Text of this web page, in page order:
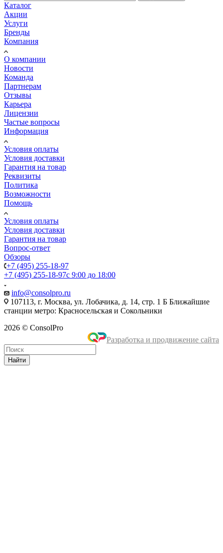
Каталог
Акции
Услуги
Бренды
Компания
О компании
Новости
Команда
Партнерам
Отзывы
Карьера
Лицензии
Частые вопросы
Информация
Условия оплаты
Условия доставки
Гарантия на товар
Реквизиты
Политика
Возможности
Помощь
Условия оплаты
Условия доставки
Гарантия на товар
Вопрос-ответ
Обзоры
+7 (495) 255-18-97
+7 (495) 255-18-97с 9:00 до 18:00
info@consolpro.ru
107113, г. Москва, ул. Лобачика, д. 14, стр. 1 Б Ближайшие
станции метро: Красносельская и Сокольники
2026 © ConsolPro
Разработка и продвижение сайта
Найти